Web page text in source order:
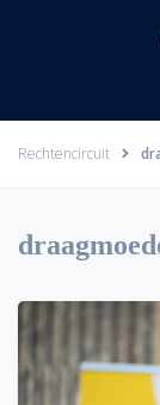
Rechtencircuit